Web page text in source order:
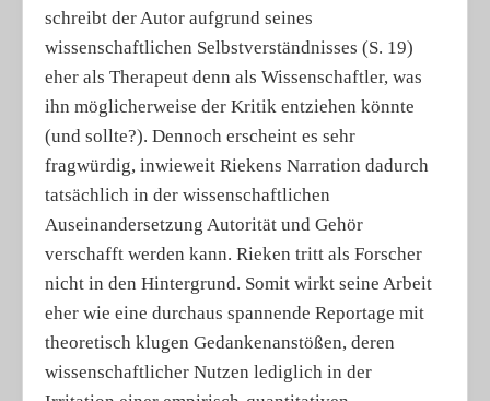
schreibt der Autor aufgrund seines
wissenschaftlichen Selbstverständnisses (S. 19)
eher als Therapeut denn als Wissenschaftler, was
ihn möglicherweise der Kritik entziehen könnte
(und sollte?). Dennoch erscheint es sehr
fragwürdig, inwieweit Riekens Narration dadurch
tatsächlich in der wissenschaftlichen
Auseinandersetzung Autorität und Gehör
verschafft werden kann. Rieken tritt als Forscher
nicht in den Hintergrund. Somit wirkt seine Arbeit
eher wie eine durchaus spannende Reportage mit
theoretisch klugen Gedankenanstößen, deren
wissenschaftlicher Nutzen lediglich in der